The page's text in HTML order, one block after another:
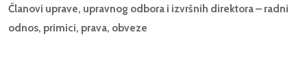
Članovi uprave, upravnog odbora i izvršnih direktora – radni
odnos, primici, prava, obveze